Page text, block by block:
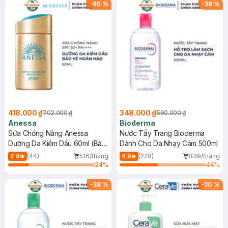
-40 %
418.000 ₫702.000 ₫
Anessa
Sữa Chống Nắng Anessa
Dưỡng Da Kiềm Dầu 60ml (Bản
Mới)
4.9 (44)
516/tháng
24%
-38 %
348.000 ₫560.000 ₫
Bioderma
Nước Tẩy Trang Bioderma
Dành Cho Da Nhạy Cảm 500ml
4.9 (228)
839/tháng
44%
-38 % -30 %